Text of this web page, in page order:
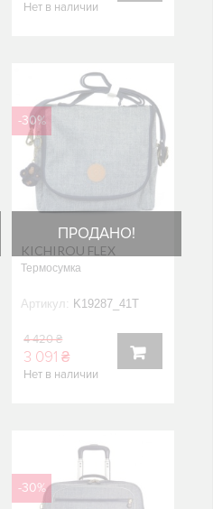
Нет в наличии
ПРОДАНО!
-30%
KICHIROU FLEX
Термосумка
Артикул: K19287_41T
4 420 ₴
3 091 ₴
Нет в наличии
-30%